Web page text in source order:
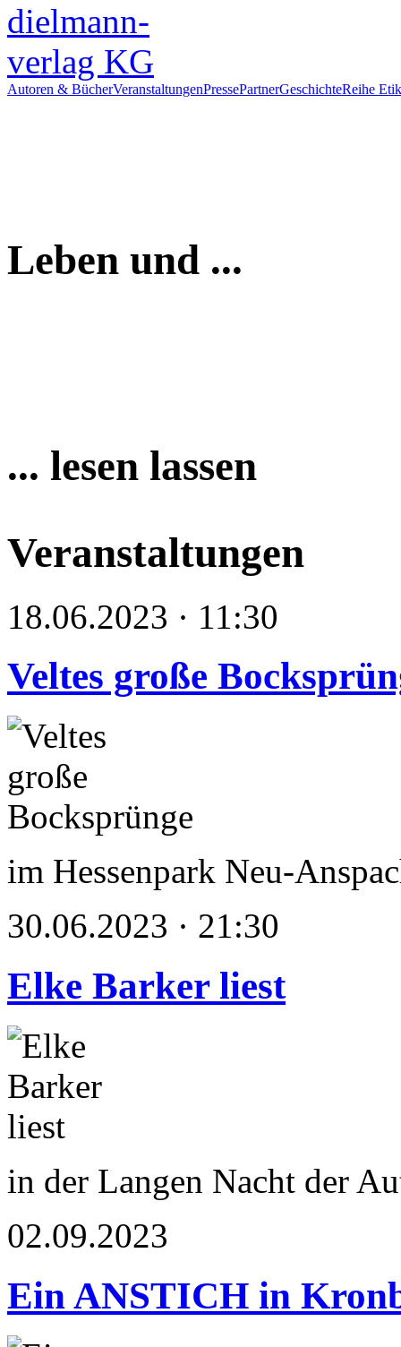
Autoren & BücherVeranstaltungenPressePartnerGeschichteReihe
Leben und ...
... lesen lassen
Veranstaltungen
18.06.2023 · 11:30
Veltes große
im Hessenpark Neu-
30.06.2023 · 21:30
Elke Barker liest
in der Langen Nacht der
02.09.2023
Ein ANSTICH in